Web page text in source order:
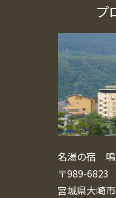
プ
名湯の宿 鳴
〒989-6823
宮城県大崎